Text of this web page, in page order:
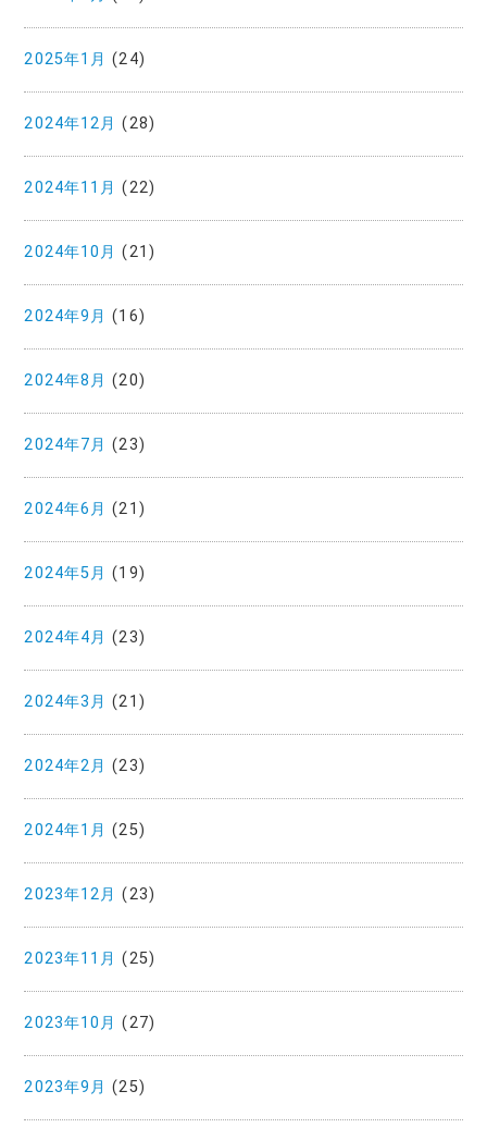
2025年1月 (24)
2024年12月 (28)
2024年11月 (22)
2024年10月 (21)
2024年9月 (16)
2024年8月 (20)
2024年7月 (23)
2024年6月 (21)
2024年5月 (19)
2024年4月 (23)
2024年3月 (21)
2024年2月 (23)
2024年1月 (25)
2023年12月 (23)
2023年11月 (25)
2023年10月 (27)
2023年9月 (25)